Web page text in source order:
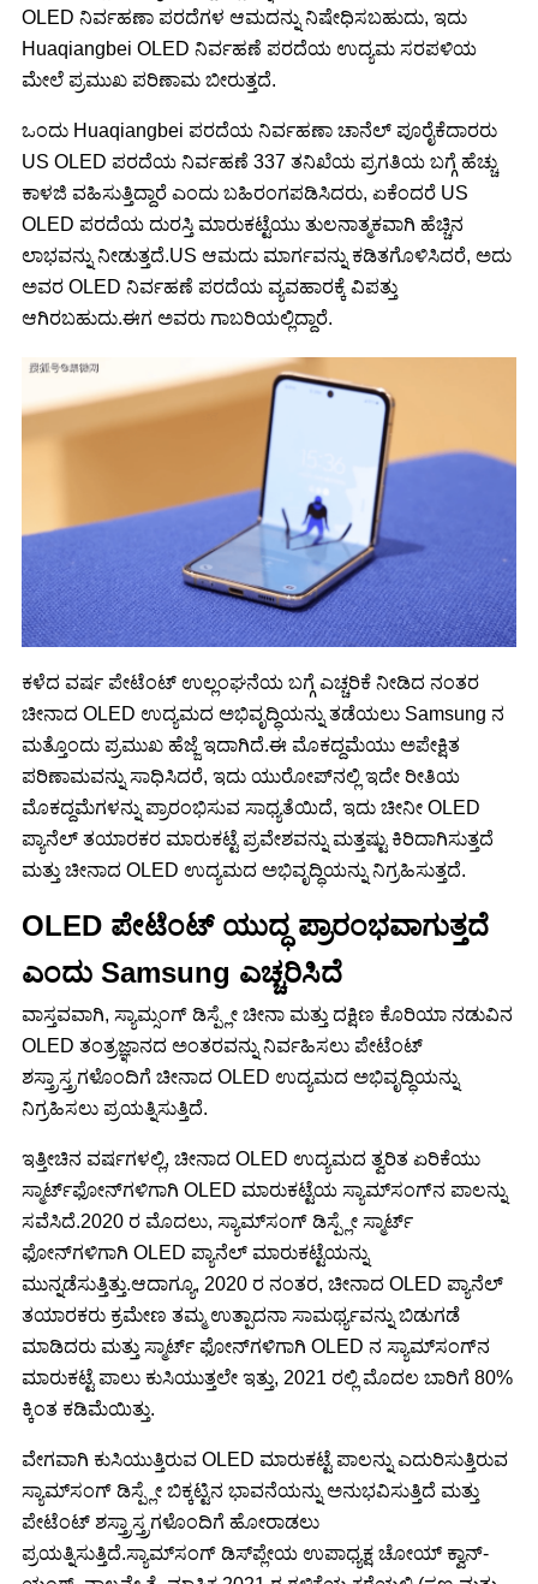
OLED ನಿರ್ವಹಣಾ ಪರದೆಗಳ ಆಮದನ್ನು ನಿಷೇಧಿಸಬಹುದು, ಇದು
Huaqiangbei OLED ನಿರ್ವಹಣೆ ಪರದೆಯ ಉದ್ಯಮ ಸರಪಳಿಯ
ಮೇಲೆ ಪ್ರಮುಖ ಪರಿಣಾಮ ಬೀರುತ್ತದೆ.
ಒಂದು Huaqiangbei ಪರದೆಯ ನಿರ್ವಹಣಾ ಚಾನೆಲ್ ಪೂರೈಕೆದಾರರು
US OLED ಪರದೆಯ ನಿರ್ವಹಣೆ 337 ತನಿಖೆಯ ಪ್ರಗತಿಯ ಬಗ್ಗೆ ಹೆಚ್ಚು
ಕಾಳಜಿ ವಹಿಸುತ್ತಿದ್ದಾರೆ ಎಂದು ಬಹಿರಂಗಪಡಿಸಿದರು, ಏಕೆಂದರೆ US
OLED ಪರದೆಯ ದುರಸ್ತಿ ಮಾರುಕಟ್ಟೆಯು ತುಲನಾತ್ಮಕವಾಗಿ ಹೆಚ್ಚಿನ
ಲಾಭವನ್ನು ನೀಡುತ್ತದೆ.US ಆಮದು ಮಾರ್ಗವನ್ನು ಕಡಿತಗೊಳಿಸಿದರೆ, ಅದು
ಅವರ OLED ನಿರ್ವಹಣೆ ಪರದೆಯ ವ್ಯವಹಾರಕ್ಕೆ ವಿಪತ್ತು
ಆಗಿರಬಹುದು.ಈಗ ಅವರು ಗಾಬರಿಯಲ್ಲಿದ್ದಾರೆ.
ಕಳೆದ ವರ್ಷ ಪೇಟೆಂಟ್ ಉಲ್ಲಂಘನೆಯ ಬಗ್ಗೆ ಎಚ್ಚರಿಕೆ ನೀಡಿದ ನಂತರ
ಚೀನಾದ OLED ಉದ್ಯಮದ ಅಭಿವೃದ್ಧಿಯನ್ನು ತಡೆಯಲು Samsung ನ
ಮತ್ತೊಂದು ಪ್ರಮುಖ ಹೆಜ್ಜೆ ಇದಾಗಿದೆ.ಈ ಮೊಕದ್ದಮೆಯು ಅಪೇಕ್ಷಿತ
ಪರಿಣಾಮವನ್ನು ಸಾಧಿಸಿದರೆ, ಇದು ಯುರೋಪ್‌ನಲ್ಲಿ ಇದೇ ರೀತಿಯ
ಮೊಕದ್ದಮೆಗಳನ್ನು ಪ್ರಾರಂಭಿಸುವ ಸಾಧ್ಯತೆಯಿದೆ, ಇದು ಚೀನೀ OLED
ಪ್ಯಾನೆಲ್ ತಯಾರಕರ ಮಾರುಕಟ್ಟೆ ಪ್ರವೇಶವನ್ನು ಮತ್ತಷ್ಟು ಕಿರಿದಾಗಿಸುತ್ತದೆ
ಮತ್ತು ಚೀನಾದ OLED ಉದ್ಯಮದ ಅಭಿವೃದ್ಧಿಯನ್ನು ನಿಗ್ರಹಿಸುತ್ತದೆ.
OLED ಪೇಟೆಂಟ್ ಯುದ್ಧ ಪ್ರಾರಂಭವಾಗುತ್ತದೆ
ಎಂದು Samsung ಎಚ್ಚರಿಸಿದೆ
ವಾಸ್ತವವಾಗಿ, ಸ್ಯಾಮ್ಸಂಗ್ ಡಿಸ್ಪ್ಲೇ ಚೀನಾ ಮತ್ತು ದಕ್ಷಿಣ ಕೊರಿಯಾ ನಡುವಿನ
OLED ತಂತ್ರಜ್ಞಾನದ ಅಂತರವನ್ನು ನಿರ್ವಹಿಸಲು ಪೇಟೆಂಟ್
ಶಸ್ತ್ರಾಸ್ತ್ರಗಳೊಂದಿಗೆ ಚೀನಾದ OLED ಉದ್ಯಮದ ಅಭಿವೃದ್ಧಿಯನ್ನು
ನಿಗ್ರಹಿಸಲು ಪ್ರಯತ್ನಿಸುತ್ತಿದೆ.
ಇತ್ತೀಚಿನ ವರ್ಷಗಳಲ್ಲಿ, ಚೀನಾದ OLED ಉದ್ಯಮದ ತ್ವರಿತ ಏರಿಕೆಯು
ಸ್ಮಾರ್ಟ್‌ಫೋನ್‌ಗಳಿಗಾಗಿ OLED ಮಾರುಕಟ್ಟೆಯ ಸ್ಯಾಮ್‌ಸಂಗ್‌ನ ಪಾಲನ್ನು
ಸವೆಸಿದೆ.2020 ರ ಮೊದಲು, ಸ್ಯಾಮ್‌ಸಂಗ್ ಡಿಸ್ಪ್ಲೇ ಸ್ಮಾರ್ಟ್
ಫೋನ್‌ಗಳಿಗಾಗಿ OLED ಪ್ಯಾನೆಲ್ ಮಾರುಕಟ್ಟೆಯನ್ನು
ಮುನ್ನಡೆಸುತ್ತಿತ್ತು.ಆದಾಗ್ಯೂ, 2020 ರ ನಂತರ, ಚೀನಾದ OLED ಪ್ಯಾನೆಲ್
ತಯಾರಕರು ಕ್ರಮೇಣ ತಮ್ಮ ಉತ್ಪಾದನಾ ಸಾಮರ್ಥ್ಯವನ್ನು ಬಿಡುಗಡೆ
ಮಾಡಿದರು ಮತ್ತು ಸ್ಮಾರ್ಟ್ ಫೋನ್‌ಗಳಿಗಾಗಿ OLED ನ ಸ್ಯಾಮ್‌ಸಂಗ್‌ನ
ಮಾರುಕಟ್ಟೆ ಪಾಲು ಕುಸಿಯುತ್ತಲೇ ಇತ್ತು, 2021 ರಲ್ಲಿ ಮೊದಲ ಬಾರಿಗೆ 80%
ಕ್ಕಿಂತ ಕಡಿಮೆಯಿತ್ತು.
ವೇಗವಾಗಿ ಕುಸಿಯುತ್ತಿರುವ OLED ಮಾರುಕಟ್ಟೆ ಪಾಲನ್ನು ಎದುರಿಸುತ್ತಿರುವ
ಸ್ಯಾಮ್‌ಸಂಗ್ ಡಿಸ್ಪ್ಲೇ ಬಿಕ್ಕಟ್ಟಿನ ಭಾವನೆಯನ್ನು ಅನುಭವಿಸುತ್ತಿದೆ ಮತ್ತು
ಪೇಟೆಂಟ್ ಶಸ್ತ್ರಾಸ್ತ್ರಗಳೊಂದಿಗೆ ಹೋರಾಡಲು
ಪ್ರಯತ್ನಿಸುತ್ತಿದೆ.ಸ್ಯಾಮ್‌ಸಂಗ್ ಡಿಸ್‌ಪ್ಲೇಯ ಉಪಾಧ್ಯಕ್ಷ ಚೋಯ್ ಕ್ವಾನ್-